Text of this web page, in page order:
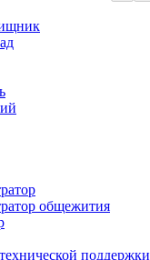
общежития
поддержки